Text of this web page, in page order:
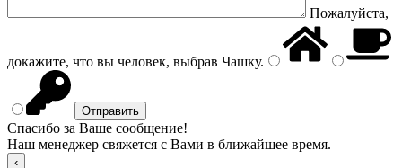
Пожалуйста,
докажите, что вы человек, выбрав Чашку.
Спасибо за Ваше сообщение!
Наш менеджер свяжется с Вами в ближайшее время.